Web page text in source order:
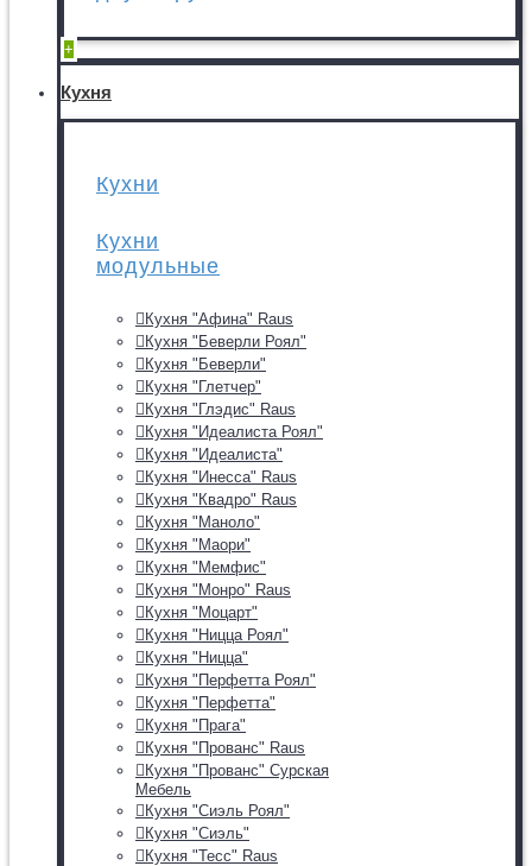
+
Кухня
Кухни
Кухни
модульные
Кухня "Афина" Raus
Кухня "Беверли Роял"
Кухня "Беверли"
Кухня "Глетчер"
Кухня "Глэдис" Raus
Кухня "Идеалиста Роял"
Кухня "Идеалиста"
Кухня "Инесса" Raus
Кухня "Квадро" Raus
Кухня "Маноло"
Кухня "Маори"
Кухня "Мемфис"
Кухня "Монро" Raus
Кухня "Моцарт"
Кухня "Ницца Роял"
Кухня "Ницца"
Кухня "Перфетта Роял"
Кухня "Перфетта"
Кухня "Прага"
Кухня "Прованс" Raus
Кухня "Прованс" Сурская
Мебель
Кухня "Сиэль Роял"
Кухня "Сиэль"
Кухня "Тесс" Raus